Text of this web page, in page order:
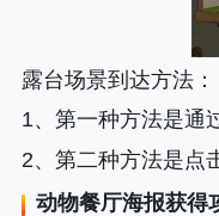
露台场景到达方法：
1、第一种方法是通
2、第二种方法是点
动物餐厅海报获得